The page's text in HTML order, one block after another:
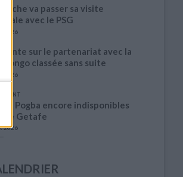
va passer sa visite
avec le PSG
2026
plainte sur le partenariat avec la
Congo classée sans suite
2026
et Pogba encore indisponibles
Getafe
2026